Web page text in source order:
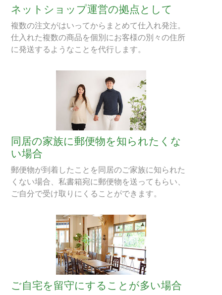
ネットショップ運営の拠点として
複数の注文がはいってからまとめて仕入れ発注。
仕入れた複数の商品を個別にお客様の別々の住所
に発送するようなことを代行します。
同居の家族に郵便物を知られたくな
い場合
郵便物が到着したことを同居のご家族に知られた
くない場合、私書箱宛に郵便物を送ってもらい、
ご自分で受け取りにくることができます。
ご自宅を留守にすることが多い場合